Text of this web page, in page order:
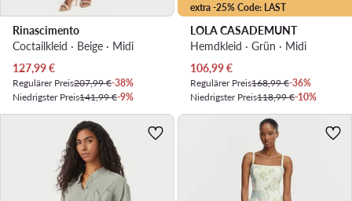
Rinascimento
Coctailkleid · Beige · Midi
Aktueller Preis
127,99€
Regulärer Preis207,99 €-38%
Niedrigster Preis141,99 €-9%
extra -25% Code: LAST
LOLA CASADEMUNT
Hemdkleid · Grün · Midi
Aktueller Preis
106,99€
Regulärer Preis168,99 €-36%
Niedrigster Preis118,99 €-10%